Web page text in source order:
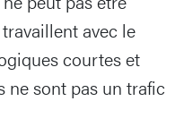
avec le
courtes et
ne sont pas un trafic